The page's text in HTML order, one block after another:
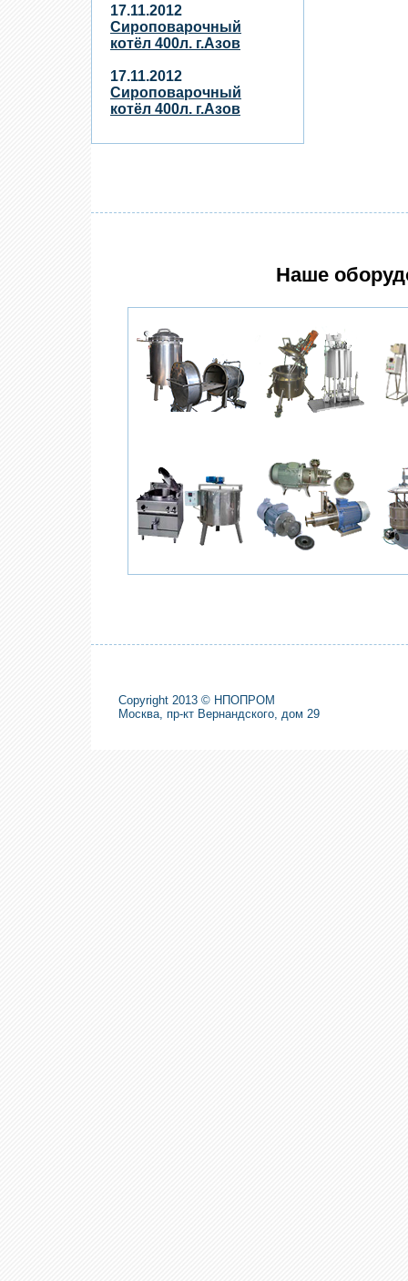
17.11.2012
Сироповарочный
котёл 400л. г.Азов
17.11.2012
Сироповарочный
котёл 400л. г.Азов
Наше
Copyright 2013 © НПОПРОМ
Москва, пр-кт Вернандского, дом 29